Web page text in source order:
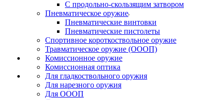
С продольно-скользящим затвором
Пневматическое оружие
Пневматические винтовки
Пневматические пистолеты
Спортивное короткоствольное оружие
Травматическое оружие (ОООП)
Комиссионное оружие
Комиссионная оптика
Для гладкоствольного оружия
Для нарезного оружия
Для ОООП